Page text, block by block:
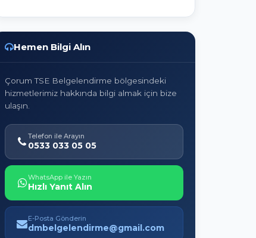
Hemen Bilgi Alın
Çorum TSE Belgelendirme bölgesindeki
hizmetlerimiz hakkında bilgi almak için bize
ulaşın.
Telefon ile Arayın
0533 033 05 05
WhatsApp ile Yazın
Hızlı Yanıt Alın
E-Posta Gönderin
dmbelgelendirme@gmail.com